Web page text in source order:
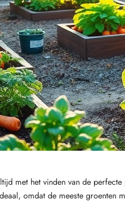
met het vinden van de
omdat de meeste